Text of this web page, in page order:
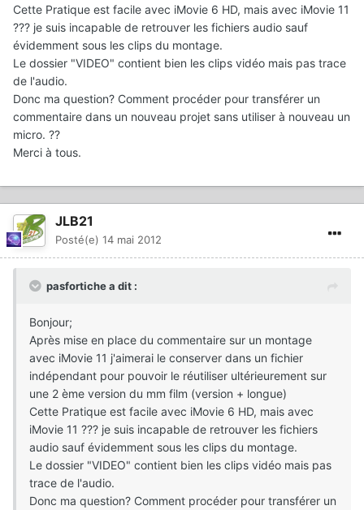
Cette Pratique est facile avec iMovie 6 HD, mais avec iMovie 11
??? je suis incapable de retrouver les fichiers audio sauf
évidemment sous les clips du montage.
Le dossier "VIDEO" contient bien les clips vidéo mais pas trace
de l'audio.
Donc ma question? Comment procéder pour transférer un
commentaire dans un nouveau projet sans utiliser à nouveau un
micro. ??
Merci à tous.
JLB21
Posté(e) 14 mai 2012
pasfortiche a dit :
Bonjour;
Après mise en place du commentaire sur un montage
avec iMovie 11 j'aimerai le conserver dans un fichier
indépendant pour pouvoir le réutiliser ultérieurement sur
une 2 ème version du mm film (version + longue)
Cette Pratique est facile avec iMovie 6 HD, mais avec
iMovie 11 ??? je suis incapable de retrouver les fichiers
audio sauf évidemment sous les clips du montage.
Le dossier "VIDEO" contient bien les clips vidéo mais pas
trace de l'audio.
Donc ma question? Comment procéder pour transférer un